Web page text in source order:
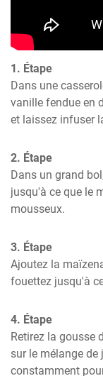
1. Étape
Dans une
vanille fendue en
et laissez infuser
2. Étape
Dans un grand
jusqu'à ce que le
mousseux.
3. Étape
Ajoutez la
fouettez jusqu'à
4. Étape
Retirez la gousse
sur le mélange
constamment